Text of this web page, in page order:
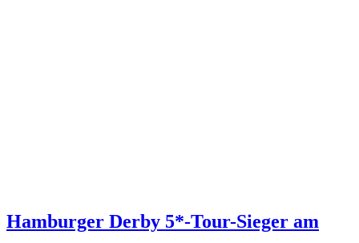
Hamburger Derby 5*-Tour-Sieger am